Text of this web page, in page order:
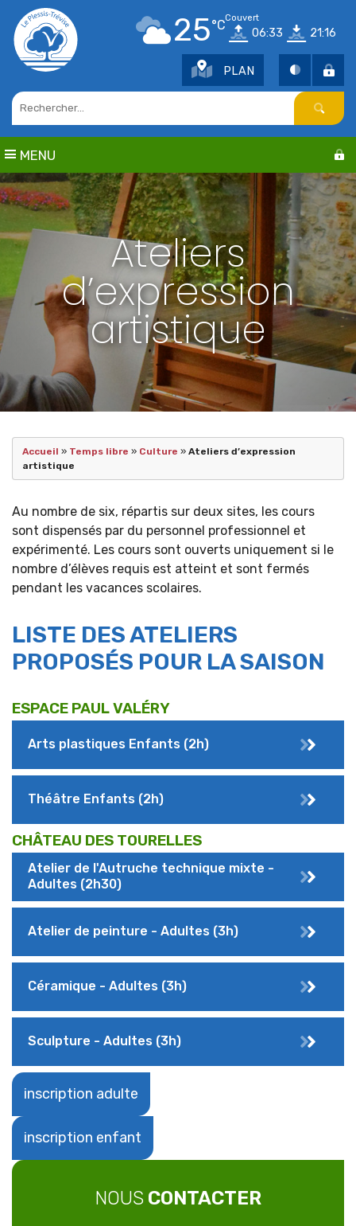
Points d'intérêt
Parcs et jardins
Services publics
Culture
Cimetière / Eglise
Petite enfance
Centres de loisirs
Education
25°CCouvert
06:33 21:16
PLAN
MENU
Ateliers
d’expression
artistique
Accueil » Temps libre » Culture » Ateliers d’expression
artistique
Au nombre de six, répartis sur deux sites, les cours
sont dispensés par du personnel professionnel et
expérimenté. Les cours sont ouverts uniquement si le
nombre d’élèves requis est atteint et sont fermés
pendant les vacances scolaires.
LISTE DES ATELIERS
PROPOSÉS POUR LA SAISON
ESPACE PAUL VALÉRY
Arts plastiques Enfants (2h)
Théâtre Enfants (2h)
CHÂTEAU DES TOURELLES
Atelier de l'Autruche technique mixte -
Adultes (2h30)
Atelier de peinture - Adultes (3h)
Céramique - Adultes (3h)
Sculpture - Adultes (3h)
inscription adulte
inscription enfant
NOUS CONTACTER